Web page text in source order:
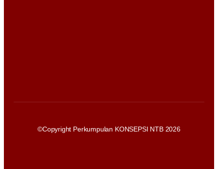
©Copyright Perkumpulan KONSEPSI NTB 2026